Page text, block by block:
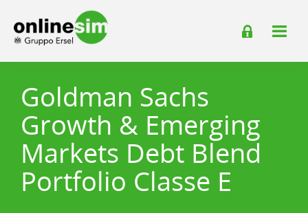
Goldman Sachs
Growth & Emerging
Markets Debt Blend
Portfolio Classe E